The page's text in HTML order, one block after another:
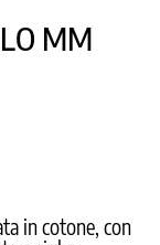
MM
in cotone, con